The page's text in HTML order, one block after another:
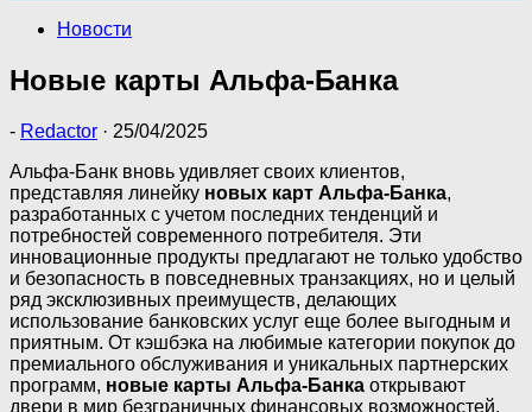
Новости
Новые карты Альфа-Банка
- Redactor · 25/04/2025
Альфа-Банк вновь удивляет своих клиентов,
представляя линейку новых карт Альфа-Банка,
разработанных с учетом последних тенденций и
потребностей современного потребителя. Эти
инновационные продукты предлагают не только удобство
и безопасность в повседневных транзакциях, но и целый
ряд эксклюзивных преимуществ, делающих
использование банковских услуг еще более выгодным и
приятным. От кэшбэка на любимые категории покупок до
премиального обслуживания и уникальных партнерских
программ, новые карты Альфа-Банка открывают
двери в мир безграничных финансовых возможностей.